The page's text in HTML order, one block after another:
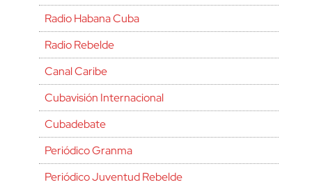
Radio Habana Cuba
Radio Rebelde
Canal Caribe
Cubavisión Internacional
Cubadebate
Periódico Granma
Periódico Juventud Rebelde